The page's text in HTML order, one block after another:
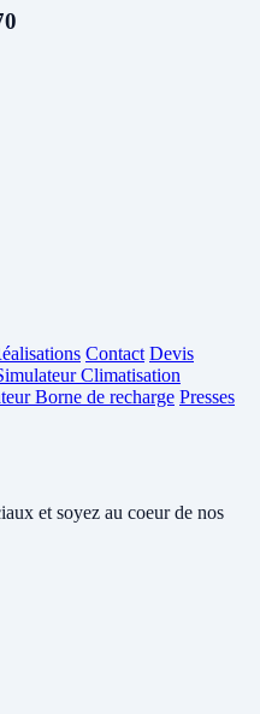
Contact Devis
Climatisation
Borne de recharge Presses
et soyez au coeur de nos